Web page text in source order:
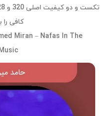
کافی را
Miran – Nafas In The